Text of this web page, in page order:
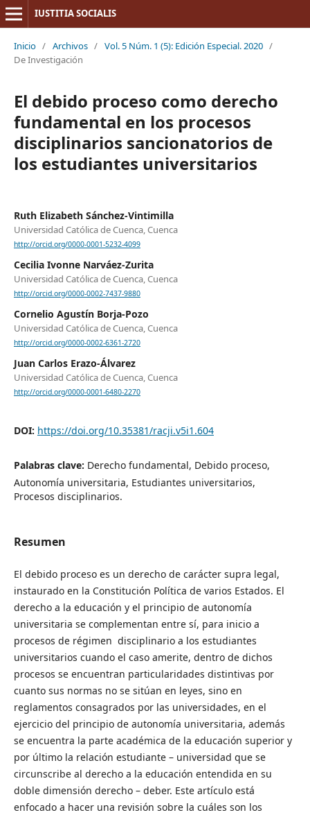
IUSTITIA SOCIALIS
Inicio / Archivos / Vol. 5 Núm. 1 (5): Edición Especial. 2020 /
De Investigación
El debido proceso como derecho
fundamental en los procesos
disciplinarios sancionatorios de
los estudiantes universitarios
Ruth Elizabeth Sánchez-Vintimilla
Universidad Católica de Cuenca, Cuenca
http://orcid.org/0000-0001-5232-4099
Cecilia Ivonne Narváez-Zurita
Universidad Católica de Cuenca, Cuenca
http://orcid.org/0000-0002-7437-9880
Cornelio Agustín Borja-Pozo
Universidad Católica de Cuenca, Cuenca
http://orcid.org/0000-0002-6361-2720
Juan Carlos Erazo-Álvarez
Universidad Católica de Cuenca, Cuenca
http://orcid.org/0000-0001-6480-2270
DOI: https://doi.org/10.35381/racji.v5i1.604
Palabras clave: Derecho fundamental, Debido proceso,
Autonomía universitaria, Estudiantes universitarios,
Procesos disciplinarios.
Resumen
El debido proceso es un derecho de carácter supra legal,
instaurado en la Constitución Política de varios Estados. El
derecho a la educación y el principio de autonomía
universitaria se complementan entre sí, para inicio a
procesos de régimen disciplinario a los estudiantes
universitarios cuando el caso amerite, dentro de dichos
procesos se encuentran particularidades distintivas por
cuanto sus normas no se sitúan en leyes, sino en
reglamentos consagrados por las universidades, en el
ejercicio del principio de autonomía universitaria, además
se encuentra la parte académica de la educación superior y
por último la relación estudiante – universidad que se
circunscribe al derecho a la educación entendida en su
doble dimensión derecho – deber. Este artículo está
enfocado a hacer una revisión sobre la cuáles son los